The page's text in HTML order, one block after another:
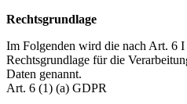
Rechtsgrundlage
Im Folgenden wird die nach Art. 6
Rechtsgrundlage für die
Daten genannt.
Art. 6 (1) (a) GDPR